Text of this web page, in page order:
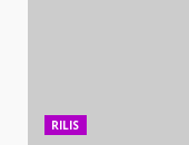
RILIS